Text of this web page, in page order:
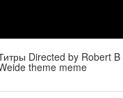
Directed by Robert B
theme meme